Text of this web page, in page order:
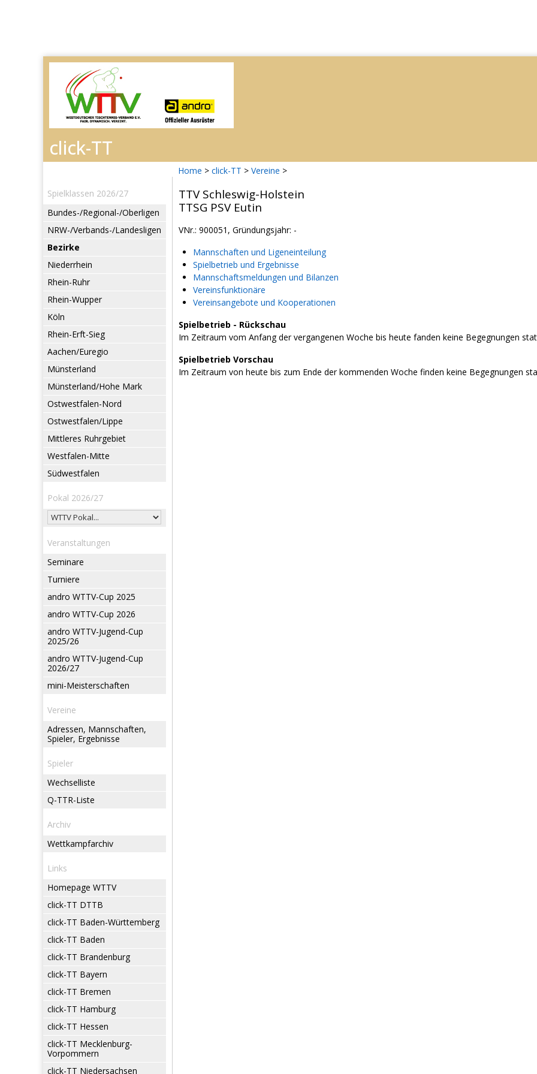
Home > click-TT > Vereine >
Spielklassen 2026/27
Bundes-/Regional-/Oberligen
NRW-/Verbands-/Landesligen
Bezirke
Niederrhein
Rhein-Ruhr
Rhein-Wupper
Köln
Rhein-Erft-Sieg
Aachen/Euregio
Münsterland
Münsterland/Hohe Mark
Ostwestfalen-Nord
Ostwestfalen/Lippe
Mittleres Ruhrgebiet
Westfalen-Mitte
Südwestfalen
Pokal 2026/27
Veranstaltungen
Seminare
Turniere
andro WTTV-Cup 2025
andro WTTV-Cup 2026
andro WTTV-Jugend-Cup
2025/26
andro WTTV-Jugend-Cup
2026/27
mini-Meisterschaften
Vereine
Adressen, Mannschaften,
Spieler, Ergebnisse
Spieler
Wechselliste
Q-TTR-Liste
Archiv
Wettkampfarchiv
Links
Homepage WTTV
click-TT DTTB
click-TT Baden-Württemberg
click-TT Baden
click-TT Brandenburg
click-TT Bayern
click-TT Bremen
click-TT Hamburg
click-TT Hessen
click-TT Mecklenburg-
Vorpommern
click-TT Niedersachsen
TTV Schleswig-Holstein
TTSG PSV Eutin
VNr.: 900051, Gründungsjahr: -
Mannschaften und Ligeneinteilung
Spielbetrieb und Ergebnisse
Mannschaftsmeldungen und Bilanzen
Vereinsfunktionäre
Vereinsangebote und Kooperationen
Spielbetrieb - Rückschau
Im Zeitraum vom Anfang der vergangenen Woche bis heute fanden keine Begegnungen
Spielbetrieb Vorschau
Im Zeitraum von heute bis zum Ende der kommenden Woche finden keine Begegnungen